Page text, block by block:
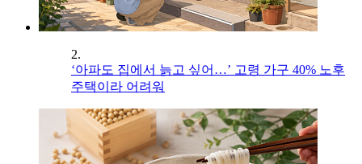
2.
‘아파도 집에서 늙고 싶어…’ 고령 가구 40% 노후
주택이라 어려워